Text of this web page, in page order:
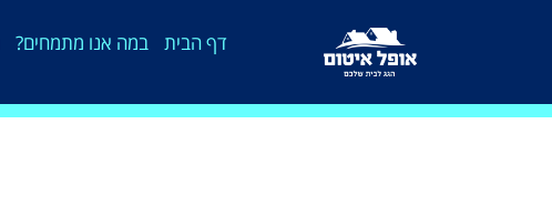
דף הבית במה אנו מתמחים?